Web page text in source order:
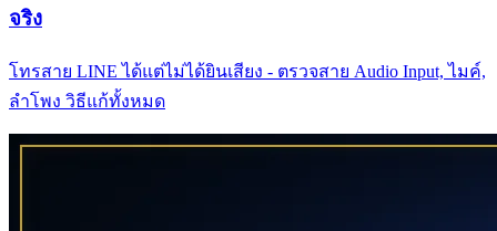
จริง
โทรสาย LINE ได้แต่ไม่ได้ยินเสียง - ตรวจสาย Audio Input, ไมค์,
ลำโพง วิธีแก้ทั้งหมด